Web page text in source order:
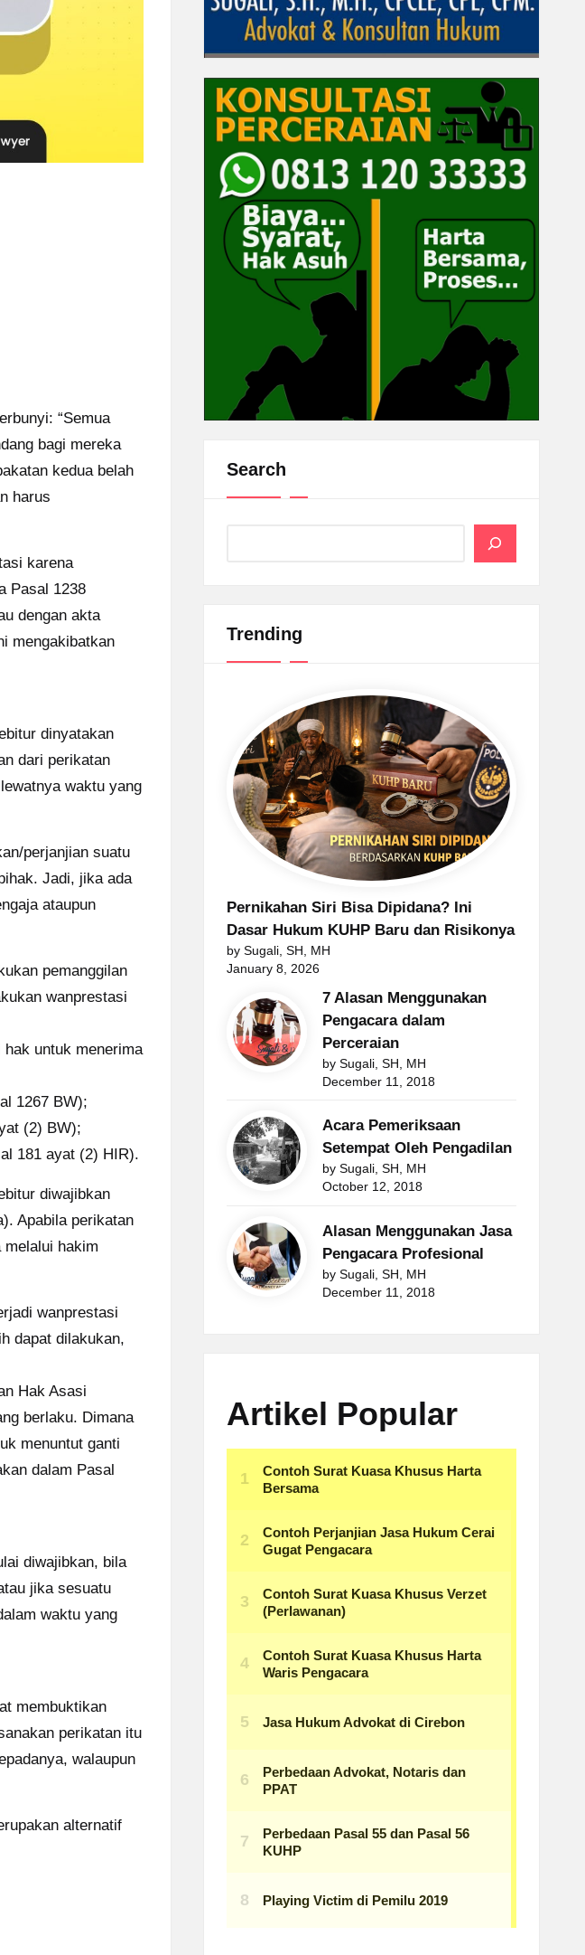
“Semua
bagi mereka
kedua belah
harus
karena
Pasal 1238
dengan akta
mengakibatkan
dinyatakan
dari perikatan
waktu yang
perjanjian suatu
Jadi, jika ada
ataupun
pemanggilan
wanprestasi
untuk menerima
1267 BW);
(2) BW);
181 ayat (2) HIR).
diwajibkan
Apabila perikatan
melalui hakim
wanprestasi
dapat dilakukan,
Hak Asasi
berlaku. Dimana
menuntut ganti
dalam Pasal
diwajibkan, bila
jika sesuatu
waktu yang
membuktikan
perikatan itu
walaupun
alternatif
Search
Trending
Pernikahan Siri Bisa Dipidana? Ini
Dasar Hukum KUHP Baru dan Risikonya
by Sugali, SH, MH
January 8, 2026
7 Alasan Menggunakan
Pengacara dalam
Perceraian
by Sugali, SH, MH
December 11, 2018
Acara Pemeriksaan
Setempat Oleh Pengadilan
by Sugali, SH, MH
October 12, 2018
Alasan Menggunakan Jasa
Pengacara Profesional
by Sugali, SH, MH
December 11, 2018
Artikel Popular